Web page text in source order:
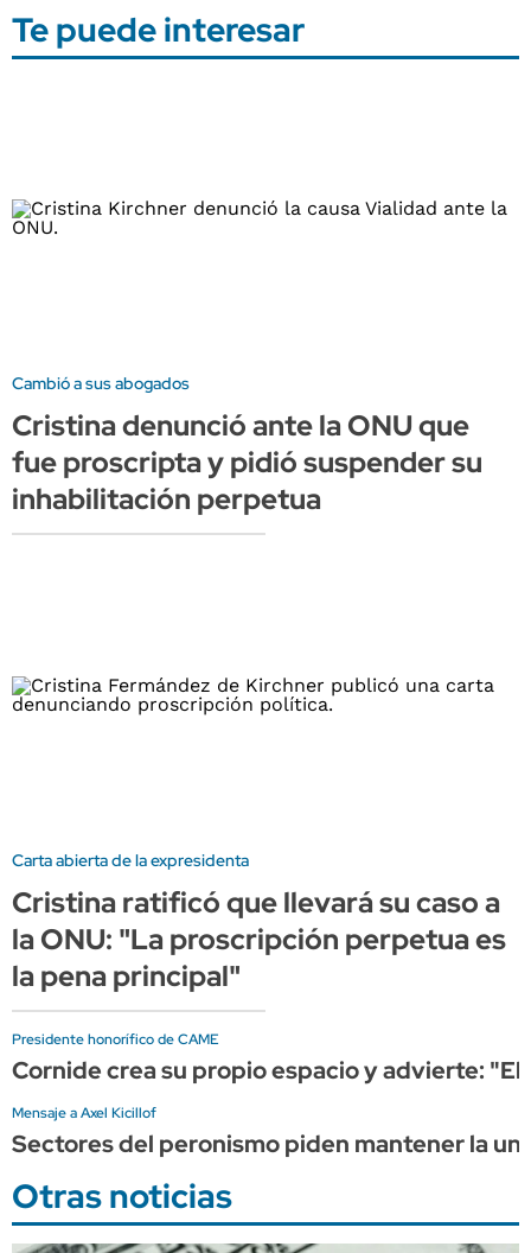
Te puede interesar
Cambió a sus abogados
Cristina denunció ante la ONU que
fue proscripta y pidió suspender su
inhabilitación perpetua
Carta abierta de la expresidenta
Cristina ratificó que llevará su caso a
la ONU: "La proscripción perpetua es
la pena principal"
Presidente honorífico de CAME
Cornide crea su propio espacio y advierte:
Mensaje a Axel Kicillof
Sectores del peronismo piden mantener la
Otras noticias